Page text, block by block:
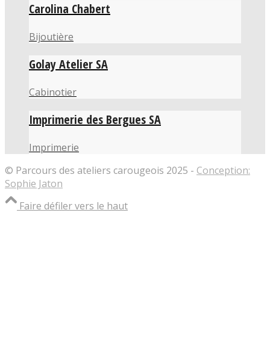
Carolina Chabert
Bijoutière
Golay Atelier SA
Cabinotier
Imprimerie des Bergues SA
Imprimerie
© Parcours des ateliers carougeois 2025 - Conception:
Sophie Jaton
Faire défiler vers le haut